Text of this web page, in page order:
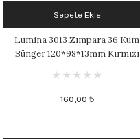
Sepete Ekle
Lumina 3013 Zımpara 36 Kum
Sünger 120*98*13mm Kırmızı
160,00 ₺